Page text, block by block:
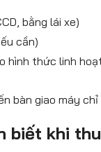
bằng lái xe)
cần)
hình thức linh
bàn giao máy
biết khi